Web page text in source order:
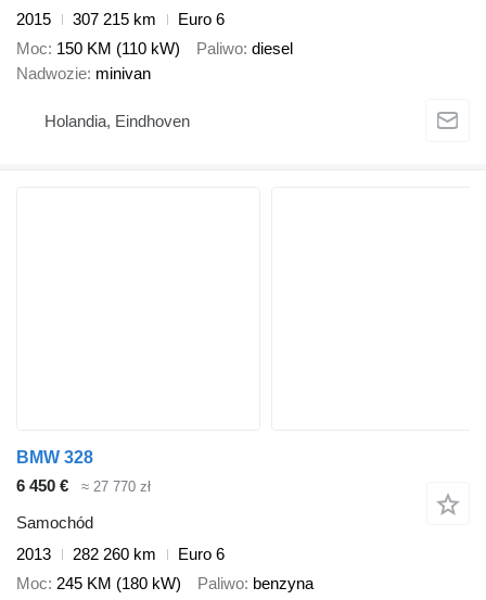
2015
307 215 km
Euro 6
Moc 150 KM (110 kW) Paliwo diesel
Nadwozie minivan
Holandia, Eindhoven
BMW 328
6 450 €
≈ 27 770 zł
Samochód
2013
282 260 km
Euro 6
Moc 245 KM (180 kW) Paliwo benzyna